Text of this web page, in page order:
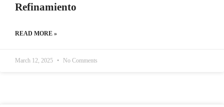
Refinamiento
READ MORE »
March 12, 2025 No Comments